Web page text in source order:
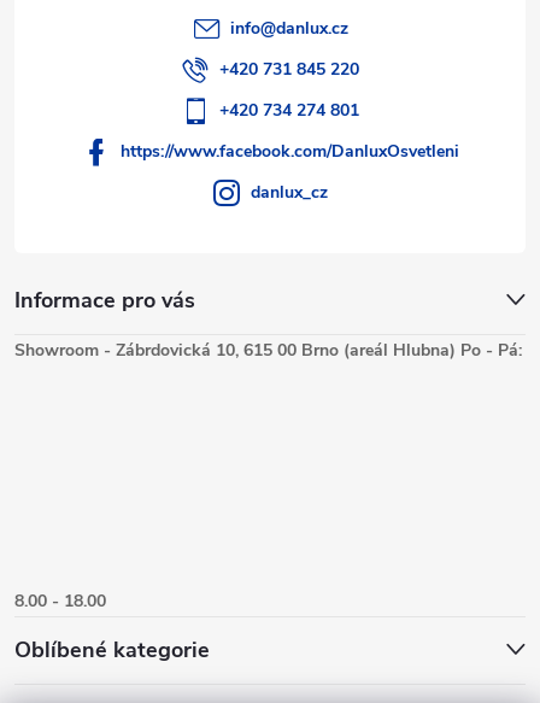
Informace pro vás
info@danlux.cz
+420 731 845 220
+420 734 274 801
https://www.facebook.com/DanluxOsvetleni
danlux_cz
Showroom - Zábrdovická 10, 615 00 Brno (areál Hlubna) Po - Pá:
8.00 - 18.00
Oblíbené kategorie